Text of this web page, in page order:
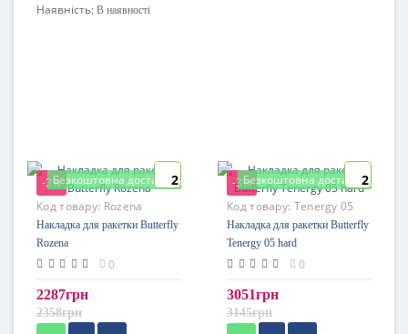
Наявність: В наявності
-3%Безкоштовна доставка2
Код товару: Rozena
Накладка для ракетки Butterfly
Rozena
0
2287грн
2358грн
-3%Безкоштовна доставка2
Код товару: Tenergy 05
hard
Накладка для ракетки Butterfly
Tenergy 05 hard
0
3051грн
3145грн